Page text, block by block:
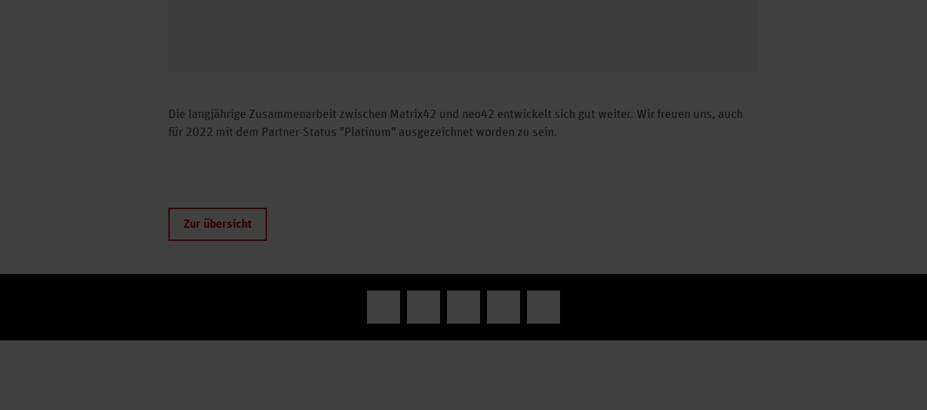
Die langjährige Zusammenarbeit zwischen Matrix42 und neo42 entwickelt sich gut weiter. Wir freuen uns, auch
für 2022 mit dem Partner-Status "Platinum" ausgezeichnet worden zu sein.
Zur übersicht